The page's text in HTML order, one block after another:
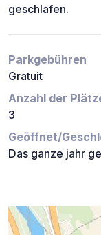
geschlafen.
Parkgebühren
Gratuit
Anzahl der
3
Geöffnet/
Das ganze jahr